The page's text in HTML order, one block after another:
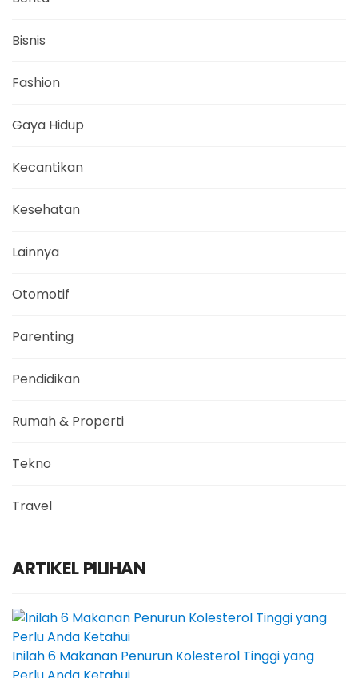
Bisnis
Fashion
Gaya Hidup
Kecantikan
Kesehatan
Lainnya
Otomotif
Parenting
Pendidikan
Rumah & Properti
Tekno
Travel
ARTIKEL PILIHAN
Inilah 6 Makanan Penurun Kolesterol Tinggi yang